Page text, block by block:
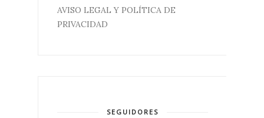
AVISO LEGAL Y POLÍTICA DE
PRIVACIDAD
SEGUIDORES